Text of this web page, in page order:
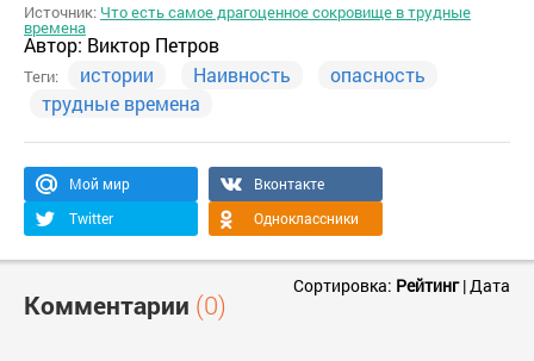
Источник: Что есть самое драгоценное сокровище в трудные
времена
Автор: Виктор Петров
Теги: истории Наивность
опасность
трудные времена
Мой мир
Вконтакте
Twitter
Одноклассники
Комментарии (0)
Сортировка: Рейтинг|Дата